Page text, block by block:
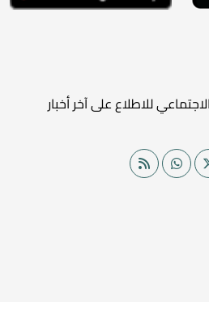
للاطلاع على آخر أخبار